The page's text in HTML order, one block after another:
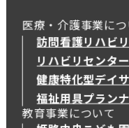
医療・介護事業につ
訪問看護リハビ
リハビリセンタ
健康特化型デイ
健康特化型デイ
福祉用具プラン
教育事業について